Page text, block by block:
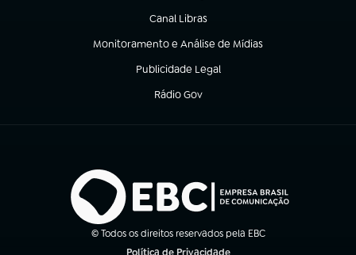
Canal Libras
(abre em nova aba)
Monitoramento e Análise de Mídias
(abre em nova aba)
Publicidade Legal
(abre em nova aba)
Rádio Gov
(abre em nova aba)
© Todos os direitos reservados pela EBC